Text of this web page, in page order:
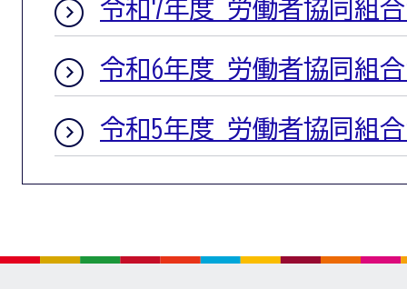
令和7年度 労働者協同組
令和6年度 労働者協同組
令和5年度 労働者協同組